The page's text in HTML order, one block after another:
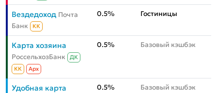
Вездедоход Почта
Банк
КК
0.5% Гостиницы
Карта хозяина
РоссельхозБанк
ДК
КК
Aрх
0.5% Базовый кэшбэк
Удобная карта 0.5% Базовый кэшбэк